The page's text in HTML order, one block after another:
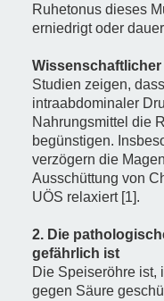
Ruhetonus dieses
erniedrigt oder
Studien zeigen,
intraabdominaler
Nahrungsmittel die
begünstigen.
verzögern die
Ausschüttung von
UÖS relaxiert [1].
2. Die
gefährlich ist
Die Speiseröhre ist,
gegen Säure